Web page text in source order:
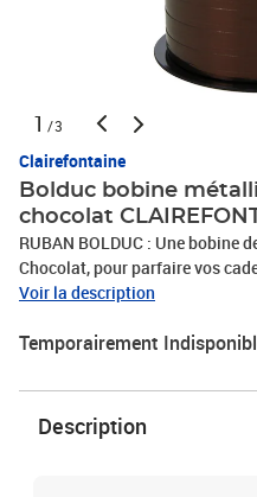
1 /3
Clairefontaine
Bolduc bobine
chocolat
RUBAN BOLDUC : Une bobine
Chocolat, pour parfaire vos
encore pour décorer ou attacher
Faites passer le ruban autour
Ruban décoratif grand format :
décorer les cadeaux de la
collègues.FABRIQUÉ EN
Voir la description
Temporairement
Description